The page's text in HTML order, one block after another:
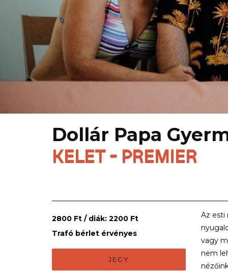
Dollár Papa
KELET - PREMIER
2800 Ft / diák: 2200 Ft
Trafó bérlet érvényes
JEGY
Az esti
vagy
nem